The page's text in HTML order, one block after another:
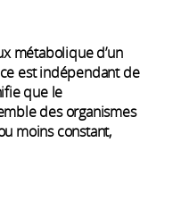
métabolique d’un
est indépendant de
que le
des organismes
moins constant,